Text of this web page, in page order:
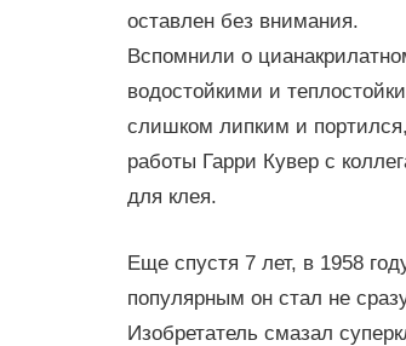
оставлен без внимания.
Вспомнили о
водостойкими и
слишком липким и
работы Гарри Кувер с
для клея.
Еще спустя 7 лет, в 1958
популярным он стал не
Изобретатель смазал